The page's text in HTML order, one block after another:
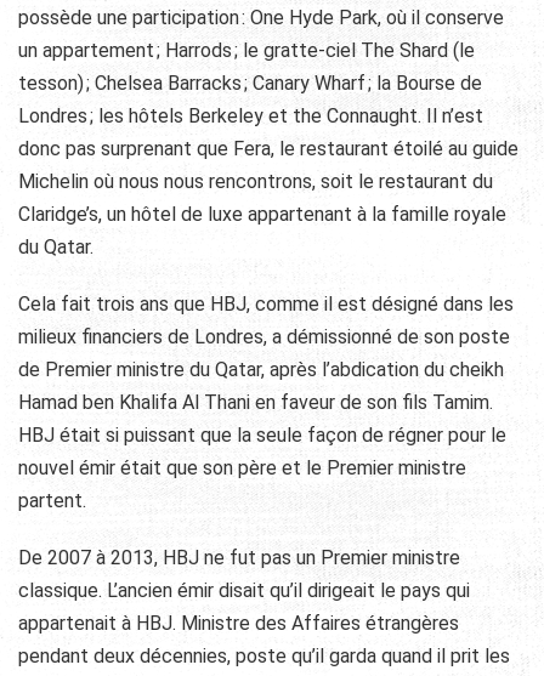
possède une participation : One Hyde Park, où il conserve
un appartement ; Harrods ; le gratte-ciel The Shard (le
tesson) ; Chelsea Barracks ; Canary Wharf ; la Bourse de
Londres ; les hôtels Berkeley et the Connaught. Il n’est
donc pas surprenant que Fera, le restaurant étoilé au guide
Michelin où nous nous rencontrons, soit le restaurant du
Claridge’s, un hôtel de luxe appartenant à la famille royale
du Qatar.
Cela fait trois ans que HBJ, comme il est désigné dans les
milieux financiers de Londres, a démissionné de son poste
de Premier ministre du Qatar, après l’abdication du cheikh
Hamad ben Khalifa Al Thani en faveur de son fils Tamim.
HBJ était si puissant que la seule façon de régner pour le
nouvel émir était que son père et le Premier ministre
partent.
De 2007 à 2013, HBJ ne fut pas un Premier ministre
classique. L’ancien émir disait qu’il dirigeait le pays qui
appartenait à HBJ. Ministre des Affaires étrangères
pendant deux décennies, poste qu’il garda quand il prit les